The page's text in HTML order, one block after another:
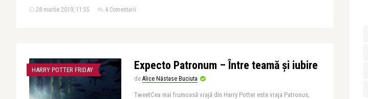
28 martie 2019, 11:55 4 Comentarii
HARRY POTTER FRIDAY Expecto Patronum – Între teamă și iubire
de Alice Năstase Buciuta
TweetCea mai frumoasă vrajă din Harry Potter este vraja Patronus,